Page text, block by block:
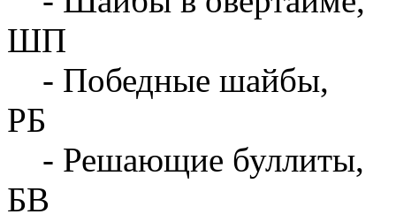
ШП
- Победные шайбы,
РБ
- Решающие буллиты,
БВ